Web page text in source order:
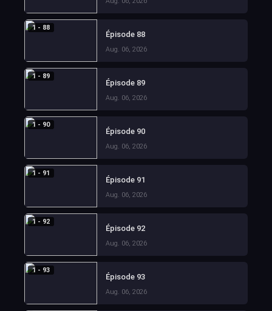
1 - 88
Épisode 88
Aug. 06, 2026
1 - 89
Épisode 89
Aug. 06, 2026
1 - 90
Épisode 90
Aug. 06, 2026
1 - 91
Épisode 91
Aug. 06, 2026
1 - 92
Épisode 92
Aug. 06, 2026
1 - 93
Épisode 93
Aug. 06, 2026